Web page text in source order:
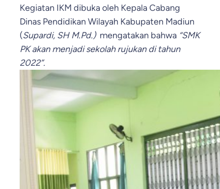
Kegiatan IKM dibuka oleh Kepala Cabang
Dinas Pendidikan Wilayah Kabupaten Madiun
(Supardi, SH M.Pd.)mengatakan bahwa “SMK
PK akan menjadi sekolah rujukan di tahun
2022”.